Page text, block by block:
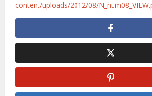
content/uploads/2012/08/